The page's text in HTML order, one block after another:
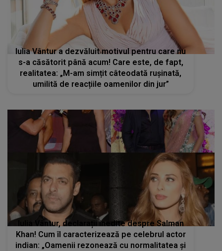
Iulia Vântur a dezvăluit motivul pentru care nu
s-a căsătorit până acum! Care este, de fapt,
realitatea: „M-am simțit câteodată rușinată,
umilită de reacțiile oamenilor din jur”
Iulia Vântur, declarații inedite despre Salman
Khan! Cum îl caracterizează pe celebrul actor
indian: „Oamenii rezonează cu normalitatea și